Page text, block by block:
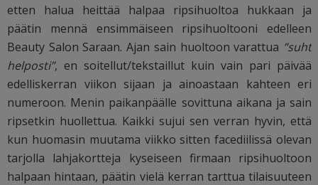
etten halua heittää halpaa ripsihuoltoa hukkaan ja
päätin mennä ensimmäiseen ripsihuoltooni edelleen
Beauty Salon Saraan. Ajan sain huoltoon varattua ”suht
helposti”, en soitellut/tekstaillut kuin vain pari päivää
edelliskerran viikon sijaan ja ainoastaan kahteen eri
numeroon. Menin paikanpäälle sovittuna aikana ja sain
ripsetkin huollettua. Kaikki sujui sen verran hyvin, että
kun huomasin muutama viikko sitten facediilissä olevan
tarjolla lahjakortteja kyseiseen firmaan ripsihuoltoon
halpaan hintaan, päätin vielä kerran tarttua tilaisuuteen